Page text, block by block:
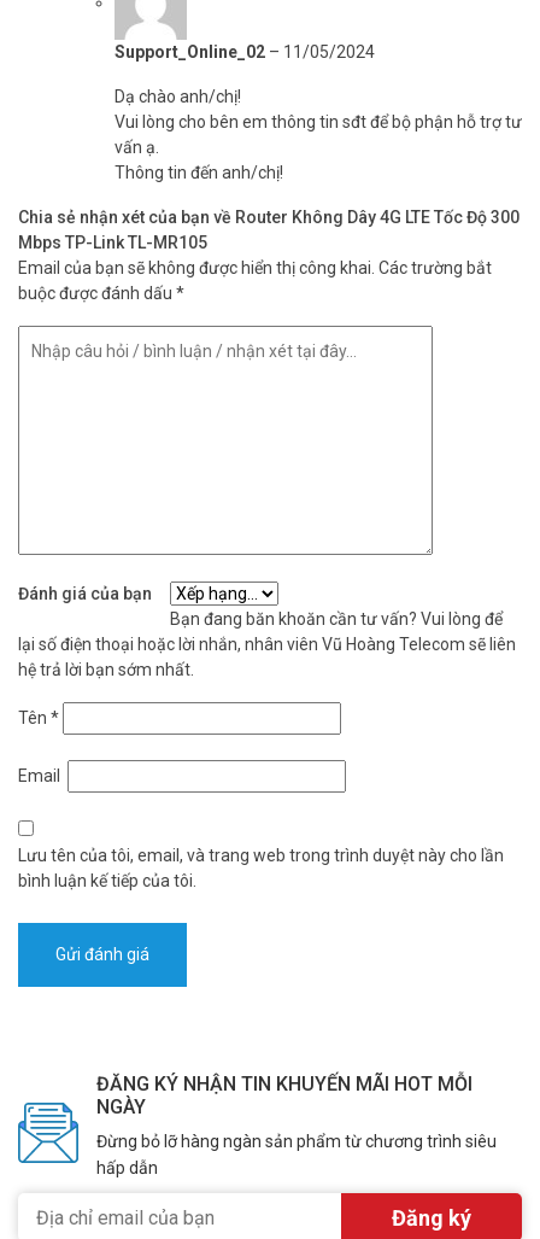
Support_Online_02 – 11/05/2024
Dạ chào anh/chị!
Vui lòng cho bên em thông tin sđt để bộ phận hỗ trợ tư
vấn ạ.
Thông tin đến anh/chị!
Chia sẻ nhận xét của bạn về Router Không Dây 4G LTE Tốc Độ 300
Mbps TP-Link TL-MR105
Email của bạn sẽ không được hiển thị công khai. Các trường bắt
buộc được đánh dấu *
Đánh giá của bạn
Bạn đang băn khoăn cần tư vấn? Vui lòng để
lại số điện thoại hoặc lời nhắn, nhân viên Vũ Hoàng Telecom sẽ liên
hệ trả lời bạn sớm nhất.
Tên *
Email
Lưu tên của tôi, email, và trang web trong trình duyệt này cho lần
bình luận kế tiếp của tôi.
ĐĂNG KÝ NHẬN TIN KHUYẾN MÃI HOT MỖI
NGÀY
Đừng bỏ lỡ hàng ngàn sản phẩm từ chương trình siêu
hấp dẫn